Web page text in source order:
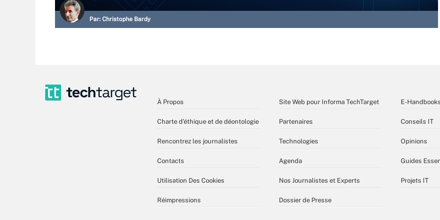
Par: Christophe Bardy
À Propos
Charte d’éthique et de déontologie
Rencontrez les journalistes
Contacts
Utilisation Des Cookies
Réimpressions
Site Web pour Informa TechTarget
Partenaires
Technologies
Agenda
Nos Journalistes et Experts
Dossier de Presse
E-Handbooks
Conseils IT
Opinions
Guides
Projets IT